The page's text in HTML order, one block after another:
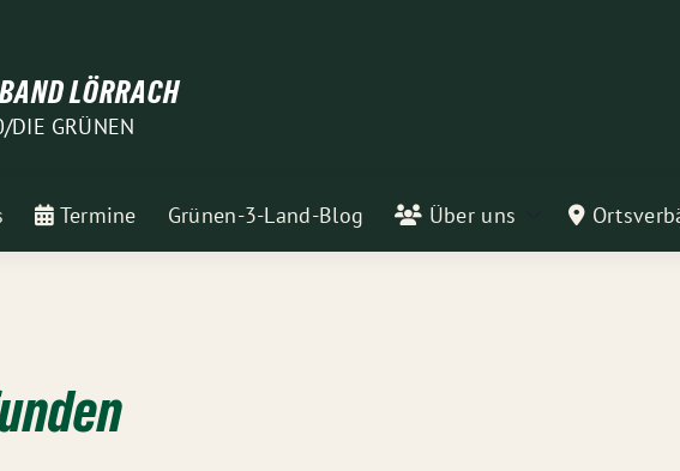
LÖRRACH
DIE GRÜNEN
Termine Grünen-3-Land-Blog Über uns
Zeige